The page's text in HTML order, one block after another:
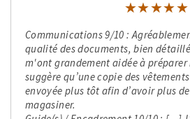
★★★★★
★★★★★
Communications 9/10 :
qualité des documents, bien
m'ont grandement aidée à préparer
suggère qu’une copie des
envoyée plus tôt afin d’avoir plus
magasiner.